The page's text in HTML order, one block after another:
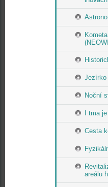
Jezírko
Noční
I tma
Cesta
areálu